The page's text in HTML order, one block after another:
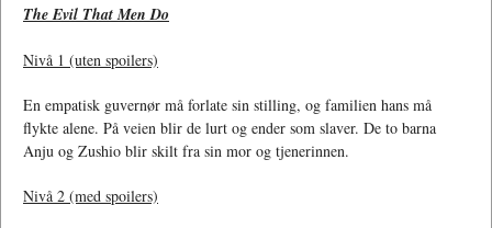
The Evil That Men Do
Nivå 1 (uten spoilers)
En empatisk guvernør må forlate sin stilling, og familien hans må
flykte alene. På veien blir de lurt og ender som slaver. De to barna
Anju og Zushio blir skilt fra sin mor og tjenerinnen.
Nivå 2 (med spoilers)